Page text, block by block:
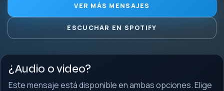
VER MÁS MENSAJES
ESCUCHAR EN SPOTIFY
¿Audio o video?
Este mensaje está disponible en ambas opciones. Elige